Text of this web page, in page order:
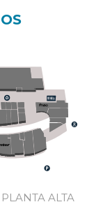
PLANTA ALTA